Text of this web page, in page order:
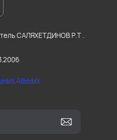
САЛЯХЕТДИНОВ Р.Т .
данных